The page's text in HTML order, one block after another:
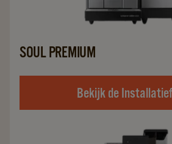
SOUL PREMIUM
Bekijk de